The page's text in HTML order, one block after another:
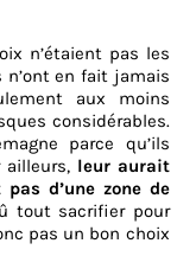
n’étaient pas les
n’ont en fait jamais
aux moins
considérables.
parce qu’ils
ailleurs, leur aurait
d’une zone de
tout sacrifier pour
pas un bon choix